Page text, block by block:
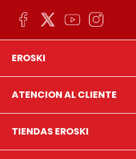
EROSKI
ATENCION AL CLIENTE
TIENDAS EROSKI